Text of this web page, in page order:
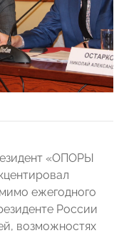
«ОПОРЫ
ежегодного
России
возможностях